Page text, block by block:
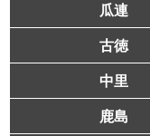
瓜連
古徳
中里
鹿島